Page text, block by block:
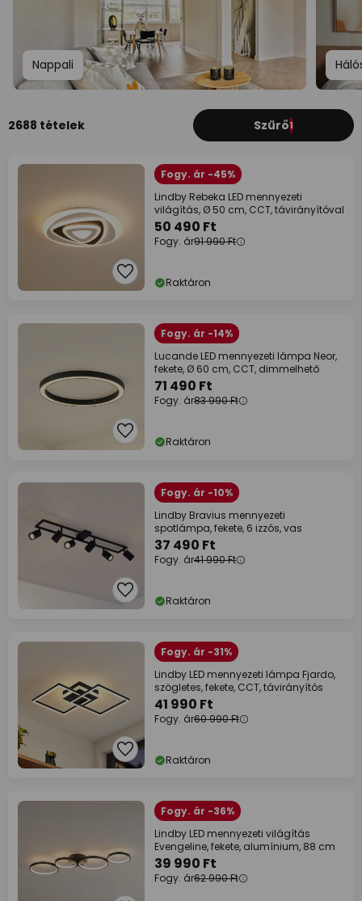
Nappali
2688 tételek Szűrő1
Fogy. ár -45%
Lindby Rebeka LED mennyezeti
világítás, Ø 50 cm, CCT, távirányítóval
50 490 Ft
Fogy. ár91 990 Ft
Raktáron
Fogy. ár -14%
Lucande LED mennyezeti lámpa Neor,
fekete, Ø 60 cm, CCT, dimmelhető
71 490 Ft
Fogy. ár83 990 Ft
Raktáron
Fogy. ár -10%
Lindby Bravius mennyezeti
spotlámpa, fekete, 6 izzós, vas
37 490 Ft
Fogy. ár41 990 Ft
Raktáron
Fogy. ár -31%
Lindby LED mennyezeti lámpa Fjardo,
szögletes, fekete, CCT, távirányítós
41 990 Ft
Fogy. ár60 990 Ft
Raktáron
Fogy. ár -36%
Lindby LED mennyezeti világítás
Evengeline, fekete, alumínium, 88 cm
39 990 Ft
Fogy. ár62 990 Ft